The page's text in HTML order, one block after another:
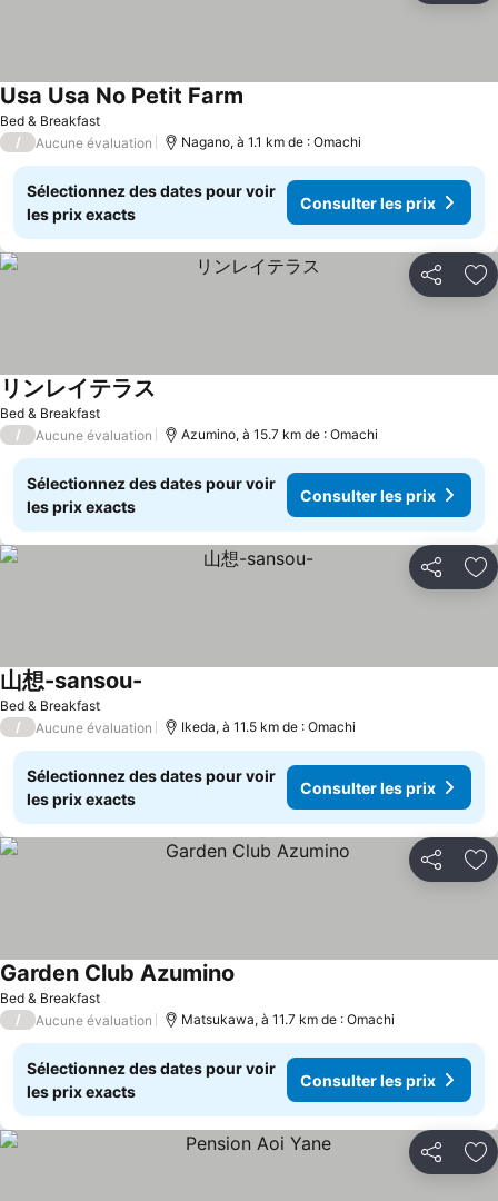
Bed & Breakfast
Usa Usa No Petit Farm
/ Aucune évaluation Nagano, à 1.1 km de : Omachi
Sélectionnez des dates pour voir
les prix exacts
Consulter les prix
Partager
Bed & Breakfast
リンレイテラス
/ Aucune évaluation Azumino, à 15.7 km de : Omachi
Sélectionnez des dates pour voir
les prix exacts
Consulter les prix
Partager
Bed & Breakfast
山想-sansou-
/ Aucune évaluation Ikeda, à 11.5 km de : Omachi
Sélectionnez des dates pour voir
les prix exacts
Consulter les prix
Partager
Bed & Breakfast
Garden Club Azumino
/ Aucune évaluation Matsukawa, à 11.7 km de : Omachi
Sélectionnez des dates pour voir
les prix exacts
Consulter les prix
Partager